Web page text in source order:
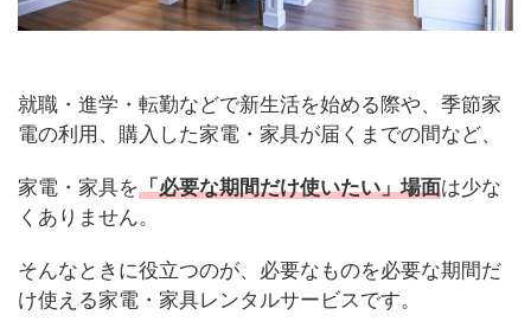
就職・進学・転勤などで新生活を始める際や、季節家
電の利用、購入した家電・家具が届くまでの間など、
家電・家具を「必要な期間だけ使いたい」場面は少な
くありません。
そんなときに役立つのが、必要なものを必要な期間だ
け使える家電・家具レンタルサービスです。